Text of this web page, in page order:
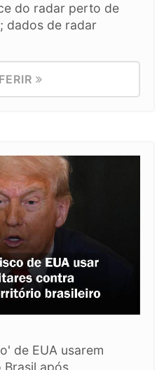
do radar perto de
dados de radar
de EUA usarem
após